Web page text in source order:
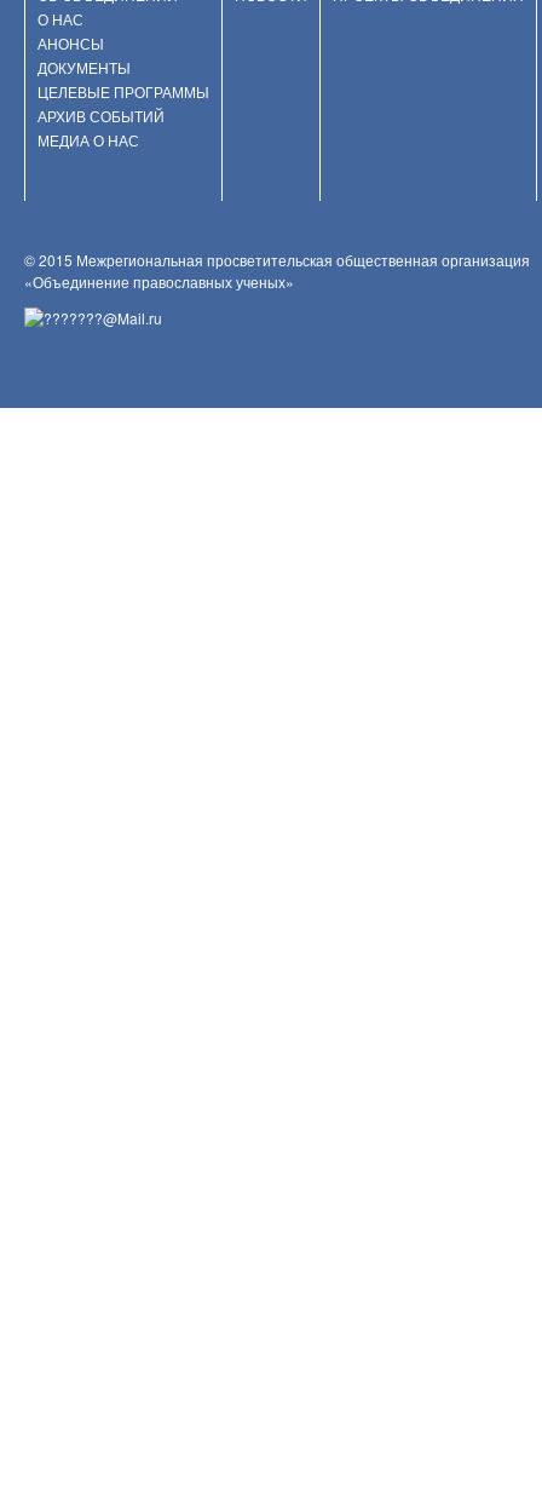
О НАС
АНОНСЫ
ДОКУМЕНТЫ
ЦЕЛЕВЫЕ ПРОГРАММЫ
АРХИВ СОБЫТИЙ
МЕДИА О НАС
© 2015 Межрегиональная просветительская общественная организация
«Объединение православных ученых»